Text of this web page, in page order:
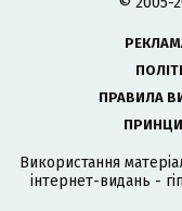
ПРАВИЛА
Використання
інтернет-видань -